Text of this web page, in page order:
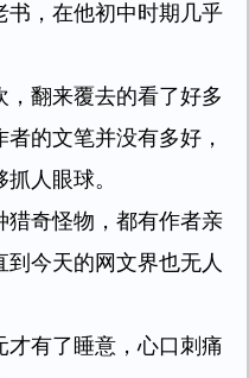
书，在他初中时期几乎
翻来覆去的看了好多
的文笔并没有多好，
人眼球。
猎奇怪物，都有作者亲
今天的网文界也无人
才有了睡意，心口刺痛